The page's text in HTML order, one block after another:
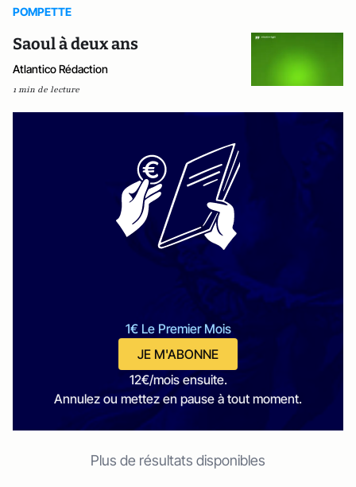
POMPETTE
Saoul à deux ans
Atlantico Rédaction
1 min de lecture
1€ Le Premier Mois
JE M'ABONNE
12€/mois ensuite.
Annulez ou mettez en pause à tout moment.
Plus de résultats disponibles